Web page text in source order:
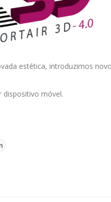
estética, introduzimos
dispositivo móvel.